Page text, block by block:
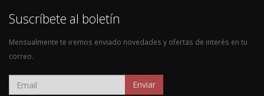
Suscríbete al boletín
Mensualmente te iremos enviado novedades y ofertas de interés en tu
correo.
Enviar